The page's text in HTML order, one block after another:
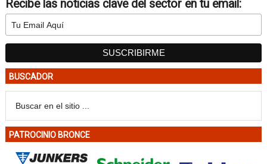
Recibe las noticias clave del sector en tu email:
BUSCADOR
PATROCINIO BRONCE